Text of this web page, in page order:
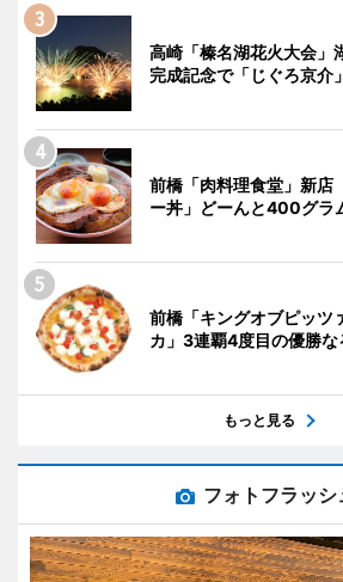
高崎「榛名湖花火大会」
完成記念で「じぐろ京介」
前橋「肉料理食堂」新
ー丼」どーんと400グラ
前橋「キングオブピッツ
カ」3連覇4度目の優勝な
もっと見る
フォトフラッシ